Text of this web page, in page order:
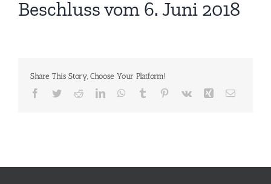
Beschluss vom 6. Juni 2018
Share This Story, Choose Your Platform!
Facebook
TwitterRedditLinkedInWhatsApp
Tumblr Pinterest
Vk Xing E-